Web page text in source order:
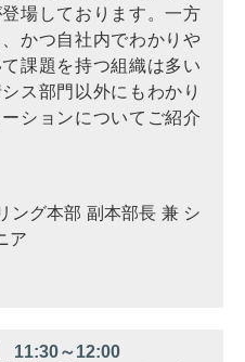
場しております。一方
かつ自社内でわかりや
課題を持つ組織は多い
ス部門以外にもわかり
ションについてご紹介
ング本部 副本部長 兼 シ
ア
11:30～12:00